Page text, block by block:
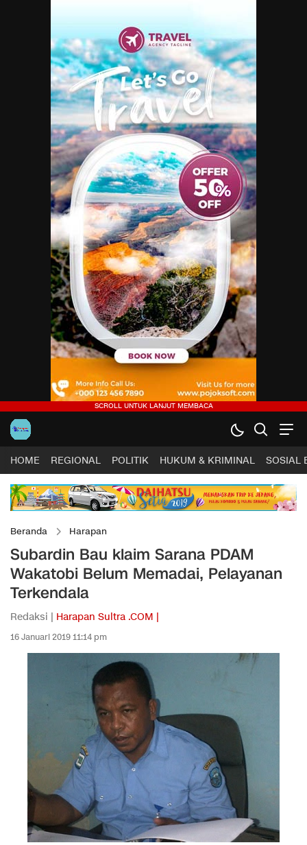
HOME REGIONAL POLITIK HUKUM & KRIMINAL SOSIAL
Beranda Harapan
Subardin Bau klaim Sarana PDAM
Wakatobi Belum Memadai, Pelayanan
Terkendala
Redaksi | Harapan Sultra .COM |
16 Januari 2019 11:14 pm